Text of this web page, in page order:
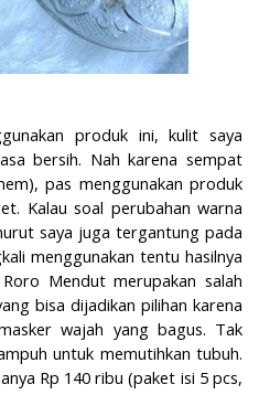
produk ini, kulit saya
bersih. Nah karena sempat
pas menggunakan produk
Kalau soal perubahan warna
saya juga tergantung pada
menggunakan tentu hasilnya
Mendut merupakan salah
bisa dijadikan pilihan karena
wajah yang bagus. Tak
untuk memutihkan tubuh.
Rp 140 ribu (paket isi 5 pcs,